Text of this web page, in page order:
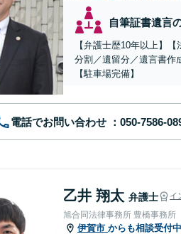
自筆証書遺言
【弁護士歴10年以上】
分割／遺留分／遺言書作
【駐車場完備】
電話でお問い合わせ
乙井 翔太 弁護士 イ
旭合同法律事務所 豊橋事務所
伊賀市 からも相談受付中